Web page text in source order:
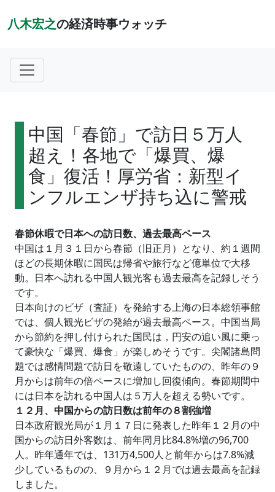
八木宏之の経済時事ウォッチ
中国「春節」で訪日５万人
超え！各地で「爆買、爆
食」復活！厚労省：新型イ
ンフルエンザ持ち込に警戒
春節休暇で日本への訪日数、過去最高ペース
中国は１月３１日から春節（旧正月）となり、約１週間
ほどの長期休暇に国民は帰省や旅行など億単位で大移
動。日本へ訪れる中国人観光客も過去最高を記録しそう
です。
日本向けのビザ（査証）を発給する上海の日本総領事館
では、個人観光ビザの発給が過去最高ペース。中国当局
から節約を押し付けられた国民は，円安の追い風に乗っ
て豪快な「爆買、爆食」が楽しめそうです。尖閣諸島問
題では感情問題で訪日を敬遠していたものの、昨年の９
月からは前年の倍ペースに増加し回復傾向。春節期間中
には日本を訪れる中国人は５万人を超える勢いです。
１２月、中国からの訪日数は前年の８割強増
日本政府観光局が１月１７日に発表した昨年１２月の中
国からの訪日外客数は、前年同月比84.8%増の96,700
人。昨年通年では、131万4,500人と前年からは7.8%減
少しているものの、９月から１２月では過去最高を記録
しました。